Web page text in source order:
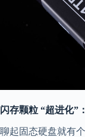
闪存颗粒 “超进化”
聊起固态硬盘就有